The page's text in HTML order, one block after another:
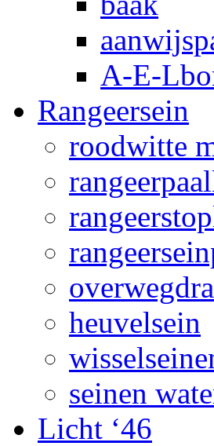
A-E-
Rangeersein
roodwitte
heuvelsein
seinen
Licht ‘46